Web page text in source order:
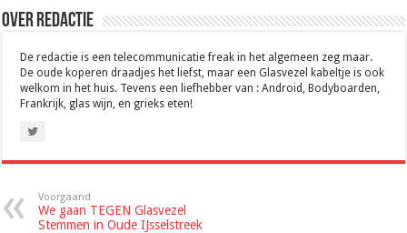
Over Redactie
De redactie is een telecommunicatie freak in het algemeen zeg maar.
De oude koperen draadjes het liefst, maar een Glasvezel kabeltje is ook
welkom in het huis. Tevens een liefhebber van : Android, Bodyboarden,
Frankrijk, glas wijn, en grieks eten!
Voorgaand
We gaan TEGEN Glasvezel
Stemmen in Oude IJsselstreek